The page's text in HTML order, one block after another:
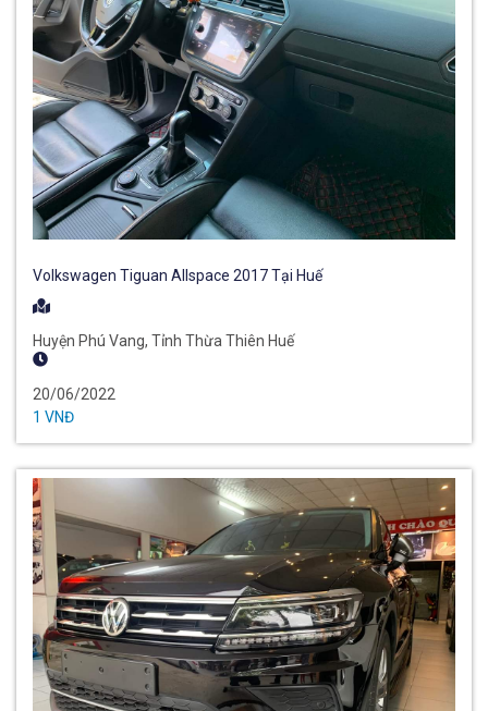
Volkswagen Tiguan Allspace 2017 Tại Huế
Huyện Phú Vang, Tỉnh Thừa Thiên Huế
20/06/2022
1 VNĐ